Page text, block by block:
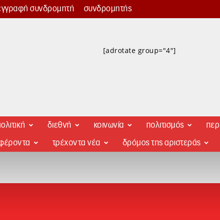
συνδρομητή συνδρομητής
[adrotate group="4"]
διεθνή κοινωνία πολιτισμός
τρέχοντα νέα δρόμος της αριστεράς